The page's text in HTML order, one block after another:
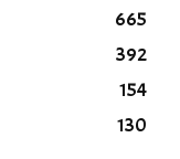
665
392
154
130